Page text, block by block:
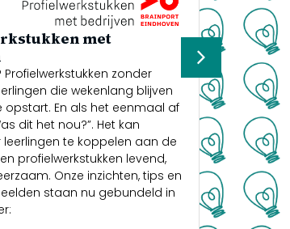
met
Profielwerkstukken zonder
die wekenlang blijven
opstart. En als het eenmaal af
dit het nou?”. Het kan
leerlingen te koppelen aan de
profielwerkstukken levend,
Onze inzichten, tips en
staan nu gebundeld in
Hoe
zorg,
proeven
aan
de
Lees